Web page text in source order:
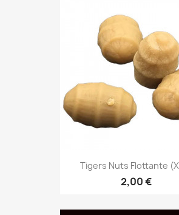
Tigers Nuts Flottante
2,00 €